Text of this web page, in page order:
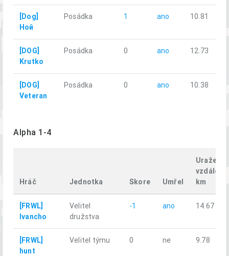
[Dog]
Ной
Posádka 1 ano 10.81
[DOG]
Krutko
Posádka 0 ano 12.73
[DOG]
Veteran
Posádka 0 ano 10.38
Alpha 1-4
Hráč Jednotka Skore Umřel
Uražená
km
[FRWL]
Ivancho
Velitel
družstva
-1 ano 14.67
[FRWL]
hunt
Velitel týmu 0 ne 9.78